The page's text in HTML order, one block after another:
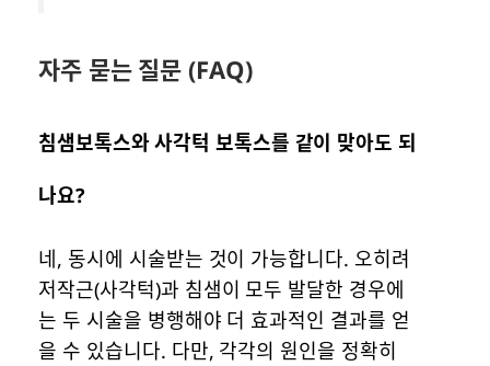
자주 묻는 질문 (FAQ)
침샘보톡스와 사각턱 보톡스를 같이 맞아도 되
나요?
네, 동시에 시술받는 것이 가능합니다. 오히려
저작근(사각턱)과 침샘이 모두 발달한 경우에
는 두 시술을 병행해야 더 효과적인 결과를 얻
을 수 있습니다. 다만, 각각의 원인을 정확히